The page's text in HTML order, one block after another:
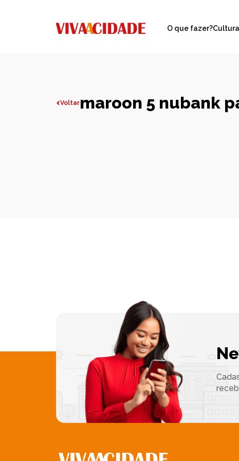
O que fazer?Cultura
Voltarmaroon 5 nubank